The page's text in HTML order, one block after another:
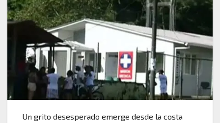
Un grito desesperado emerge desde la costa